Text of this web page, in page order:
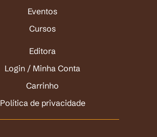
Eventos
Cursos
Editora
Login / Minha Conta
Carrinho
Política de privacidade